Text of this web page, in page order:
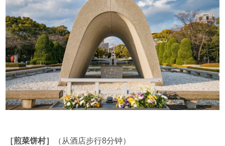
［煎菜饼村］ （从酒店步行8分钟）